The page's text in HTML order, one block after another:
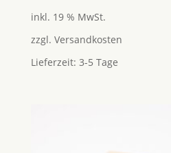
inkl. 19 % MwSt.
zzgl. Versandkosten
Lieferzeit: 3-5 Tage